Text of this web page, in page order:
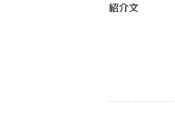
紹介文